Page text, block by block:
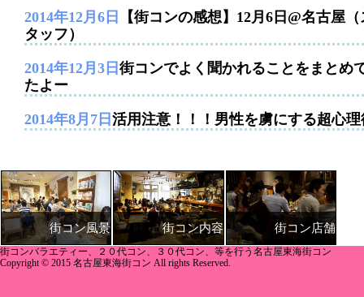
2014年12月6日
【街コンの感想】12月6日@名古屋（
タッフ）
2014年12月3日 街コンでよく聞かれることをまとめ
たよー
2014年8月7日 活用注意！！！男性を虜にする超心理
街コン風景 街コン内容 街コン店舗
街コンバラエティー、２０代コン、３０代コン、等を行う名古屋東海街コン
Copyright © 2015 名古屋東海街コン All rights Reserved.